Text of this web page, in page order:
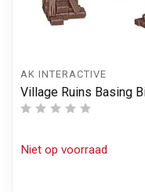
AK INTERACTIVE
Village Ruins Basing
Niet op voorraad